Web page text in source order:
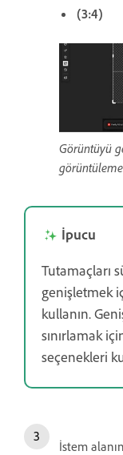
(3:4)
Görüntüyü
İpucu
Tutamaçları
genişletmek
kullanın.
sınırlamak
seçenekleri
İstem